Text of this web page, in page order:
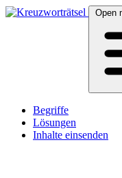
Open
Begriffe
Lösungen
Inhalte einsenden